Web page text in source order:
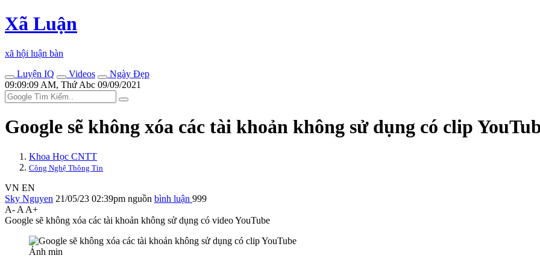
Xã Luận
xã hội luận bàn
Luyện IQ
Videos
Ngày Đẹp
09:09:09 AM, Thứ Abc 09/09/2021
Google sẽ không xóa các tài khoản không sử dụng có clip
Khoa Học CNTT
Công Nghệ Thông Tin
VN EN
Sky Nguyen 21/05/23 02:39pm nguồn bình luận 999
A- A A+
Google sẽ không xóa các tài khoản không sử dụng có video YouTube
Ảnh min